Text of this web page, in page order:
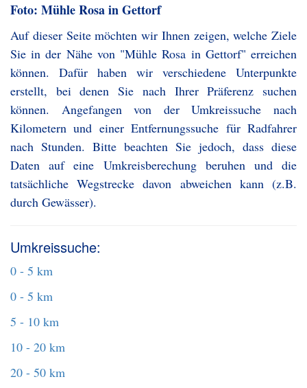
Foto: Mühle Rosa in Gettorf
Auf dieser Seite möchten wir Ihnen zeigen, welche Ziele
Sie in der Nähe von "Mühle Rosa in Gettorf" erreichen
können. Dafür haben wir verschiedene Unterpunkte
erstellt, bei denen Sie nach Ihrer Präferenz suchen
können. Angefangen von der Umkreissuche nach
Kilometern und einer Entfernungssuche für Radfahrer
nach Stunden. Bitte beachten Sie jedoch, dass diese
Daten auf eine Umkreisberechung beruhen und die
tatsächliche Wegstrecke davon abweichen kann (z.B.
durch Gewässer).
Umkreissuche:
0 - 5 km
0 - 5 km
5 - 10 km
10 - 20 km
20 - 50 km